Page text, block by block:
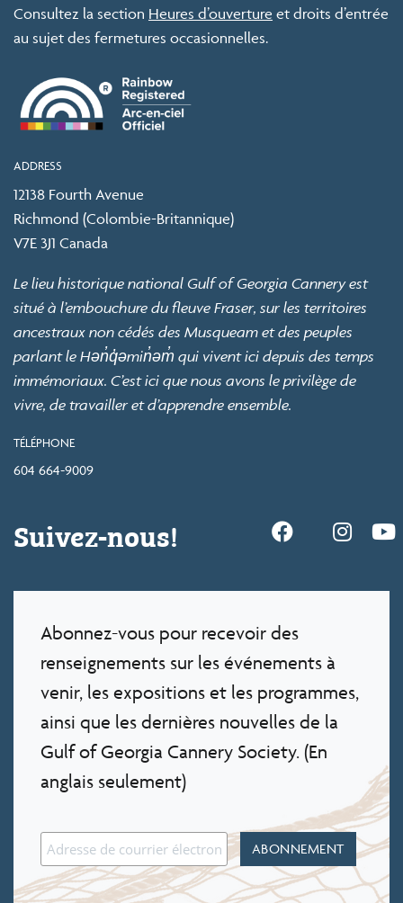
Consultez la section Heures d’ouverture et droits d’entrée
au sujet des fermetures occasionnelles.
ADDRESS
12138 Fourth Avenue
Richmond (Colombie-Britannique)
V7E 3J1 Canada
Le lieu historique national Gulf of Georgia Cannery est
situé à l’embouchure du fleuve Fraser, sur les territoires
ancestraux non cédés des Musqueam et des peuples
parlant le Hən̓q̓əmin̓əm̓ qui vivent ici depuis des temps
immémoriaux. C’est ici que nous avons le privilège de
vivre, de travailler et d’apprendre ensemble.
TÉLÉPHONE
604 664-9009
Suivez-nous!
Abonnez-vous pour recevoir des
renseignements sur les événements à
venir, les expositions et les programmes,
ainsi que les dernières nouvelles de la
Gulf of Georgia Cannery Society. (En
anglais seulement)